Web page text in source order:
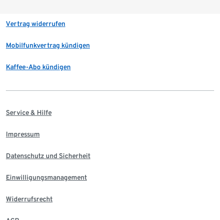
Vertrag widerrufen
Mobilfunkvertrag kündigen
Kaffee-Abo kündigen
Service & Hilfe
Impressum
Datenschutz und Sicherheit
Einwilligungsmanagement
Widerrufsrecht